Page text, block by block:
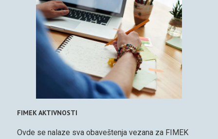
FIMEK AKTIVNOSTI
Ovde se nalaze sva obaveštenja vezana za FIMEK